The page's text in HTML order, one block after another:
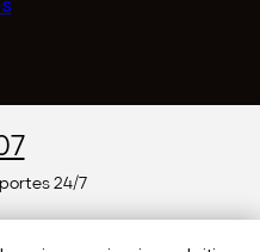
Kingdom
24/7